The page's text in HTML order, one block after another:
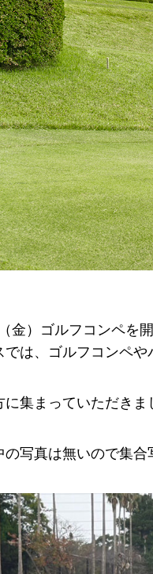
金）ゴルフコンペを
は、ゴルフコンペや
集まっていただきま
写真は無いので集合